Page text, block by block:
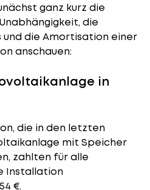
ganz kurz die
die
die Amortisation einer
anschauen:
in
die in den letzten
mit Speicher
zahlten für alle
Installation
€.